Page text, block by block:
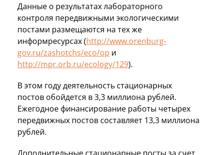
Данные о результатах лабораторного
контроля передвижными экологическими
постами размещаются на тех же
информресурсах (http://www.orenburg-
gov.ru/zashotchs/eco/op и
http://mpr.orb.ru/ecology/129).
В этом году деятельность стационарных
постов обойдется в 3,3 миллиона рублей.
Ежегодное финансирование работы четырех
передвижных постов составляет 13,3 миллиона
рублей.